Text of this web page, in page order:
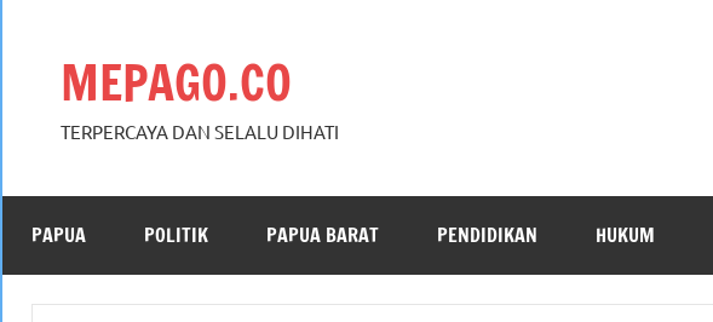
MEPAGO.CO
TERPERCAYA DAN SELALU DIHATI
PAPUA POLITIK PAPUA BARAT PENDIDIKAN HUKUM